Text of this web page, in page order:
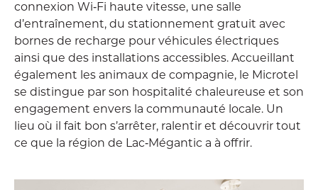
connexion Wi‑Fi haute vitesse, une salle
d’entraînement, du stationnement gratuit avec
bornes de recharge pour véhicules électriques
ainsi que des installations accessibles. Accueillant
également les animaux de compagnie, le Microtel
se distingue par son hospitalité chaleureuse et son
engagement envers la communauté locale. Un
lieu où il fait bon s’arrêter, ralentir et découvrir tout
ce que la région de Lac‑Mégantic a à offrir.